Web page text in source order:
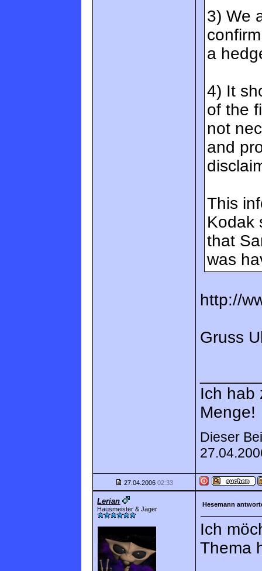
3) We
a
4) It
of the
not
and
This
Kodak
that
was
http://
Gruss
Ich hab
Menge!
Dieser
27.04.200602:33
Lerian
Hausmeister & Jäger
Hesemann
Ich
Thema